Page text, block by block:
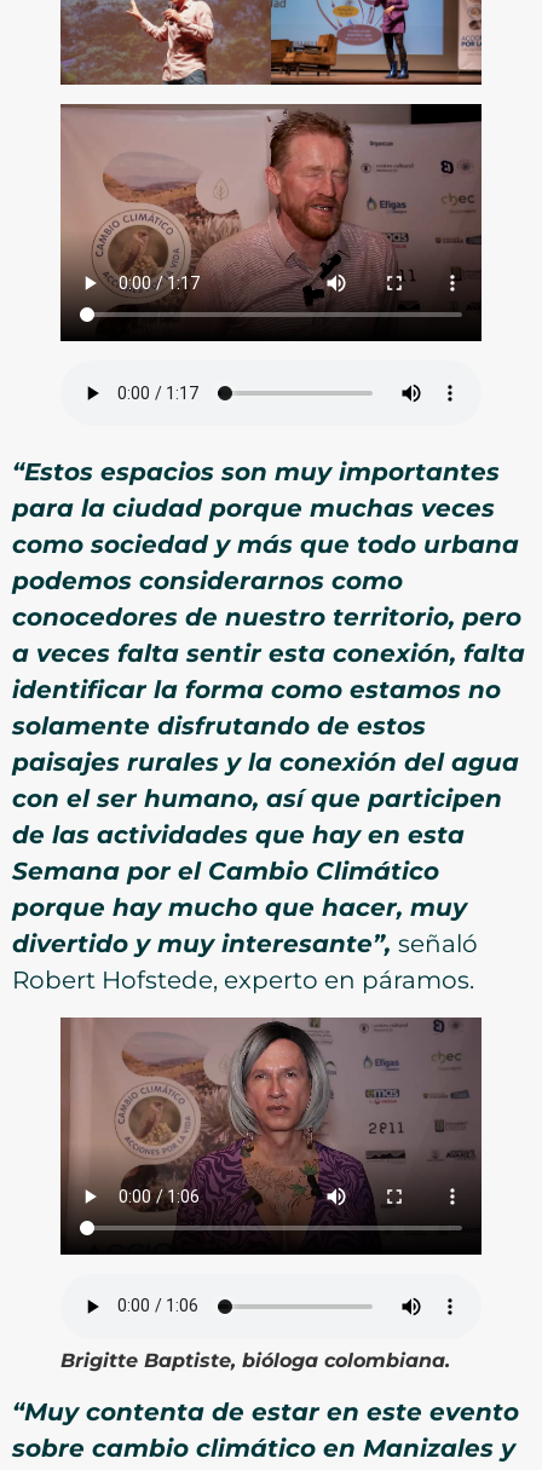
“Estos espacios son muy importantes
para la ciudad porque muchas veces
como sociedad y más que todo urbana
podemos considerarnos como
conocedores de nuestro territorio, pero
a veces falta sentir esta conexión, falta
identificar la forma como estamos no
solamente disfrutando de estos
paisajes rurales y la conexión del agua
con el ser humano, así que participen
de las actividades que hay en esta
Semana por el Cambio Climático
porque hay mucho que hacer, muy
divertido y muy interesante”, señaló
Robert Hofstede, experto en páramos.
Brigitte Baptiste, bióloga colombiana.
“Muy contenta de estar en este evento
sobre cambio climático en Manizales y